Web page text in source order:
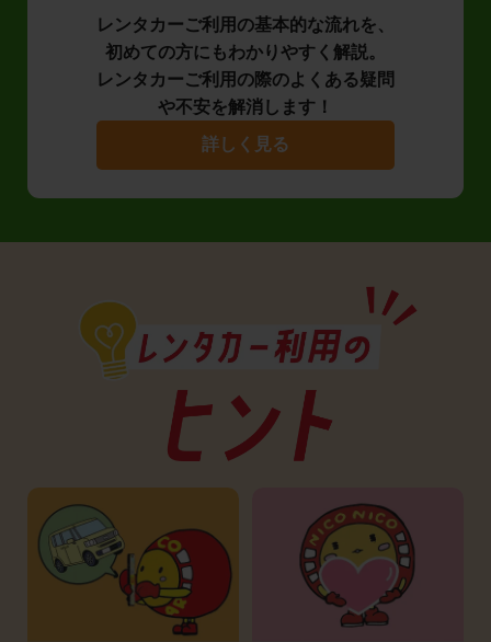
レンタカーご利用の基本的な流れを、
初めての方にもわかりやすく解説。
レンタカーご利用の際のよくある疑問
や不安を解消します！
詳しく見る